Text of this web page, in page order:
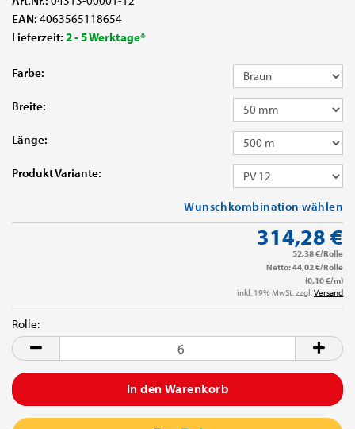
EAN: 4063565118654
Lieferzeit: 2 - 5 Werktage*
Farbe:
Breite:
Länge:
Produkt Variante:
Wunschkombination wählen
314,28 €
52,38 €/Rolle
Netto: 44,02 €/Rolle
(0,10 €/m)
inkl. 19% MwSt. zzgl. Versand
Rolle:
Rolle